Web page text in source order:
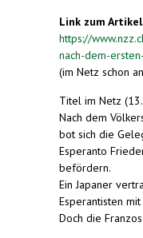
Link zum
https://
nach-dem-
(im Netz schon
Titel im Netz
Nach dem
bot sich die
Esperanto
befördern.
Ein Japaner
Esperantisten
Doch die